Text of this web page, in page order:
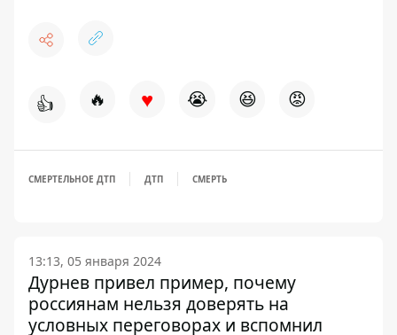
👍 🔥 ♥ 😭 😆 😡
СМЕРТЕЛЬНОЕ ДТП ДТП СМЕРТЬ
13:13, 05 января 2024
Дурнев привел пример, почему
россиянам нельзя доверять на
условных переговорах и вспомнил